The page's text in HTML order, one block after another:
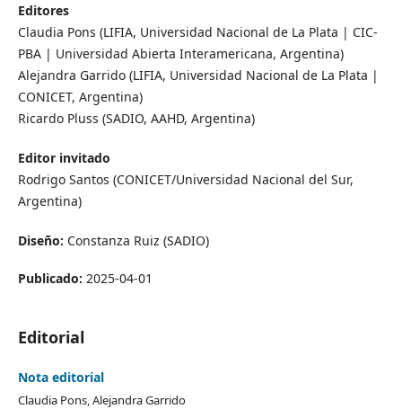
Editores
Claudia Pons (LIFIA, Universidad Nacional de La Plata | CIC-
PBA | Universidad Abierta Interamericana, Argentina)
Alejandra Garrido (LIFIA, Universidad Nacional de La Plata |
CONICET, Argentina)
Ricardo Pluss (SADIO, AAHD, Argentina)
Editor invitado
Rodrigo Santos (CONICET/Universidad Nacional del Sur,
Argentina)
Diseño: Constanza Ruiz (SADIO)
Publicado: 2025-04-01
Editorial
Nota editorial
Claudia Pons, Alejandra Garrido